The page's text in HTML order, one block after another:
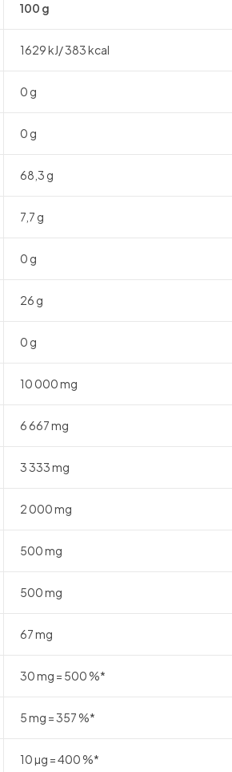
100 g
1629 kJ/ 383 kcal
0 g
0 g
68,3 g
7,7 g
0 g
26 g
0 g
10 000 mg
6 667 mg
3 333 mg
2 000 mg
500 mg
500 mg
67 mg
30 mg = 500 %*
5 mg = 357 %*
10 µg = 400 %*